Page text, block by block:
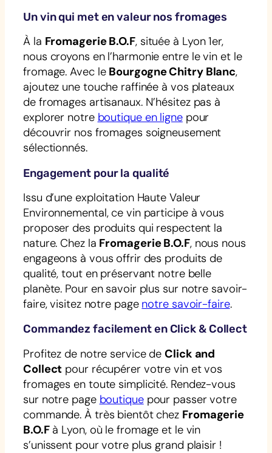
Un vin qui met en valeur nos fromages
À la Fromagerie B.O.F, située à Lyon 1er,
nous croyons en l’harmonie entre le vin et le
fromage. Avec le Bourgogne Chitry Blanc,
ajoutez une touche raffinée à vos plateaux
de fromages artisanaux. N’hésitez pas à
explorer notre boutique en lignepour
découvrir nos fromages soigneusement
sélectionnés.
Engagement pour la qualité
Issu d’une exploitation Haute Valeur
Environnemental, ce vin participe à vous
proposer des produits qui respectent la
nature. Chez la Fromagerie B.O.F, nous nous
engageons à vous offrir des produits de
qualité, tout en préservant notre belle
planète. Pour en savoir plus sur notre savoir-
faire, visitez notre page notre savoir-faire.
Commandez facilement en Click & Collect
Profitez de notre service deClick and
Collect pour récupérer votre vin et vos
fromages en toute simplicité. Rendez-vous
sur notre page boutiquepour passer votre
commande. À très bientôt chez Fromagerie
B.O.Fà Lyon, où le fromage et le vin
s’unissent pour votre plus grand plaisir !